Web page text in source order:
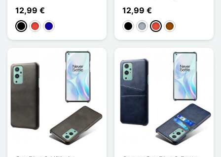
12,99 €
Schwarz
Rot Dunkelblau
12,99 €
Schwarz
GrauRot Braun